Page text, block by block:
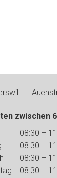
|
zwischen
08:30 –
08:30 –
08:30 –
08:30 –